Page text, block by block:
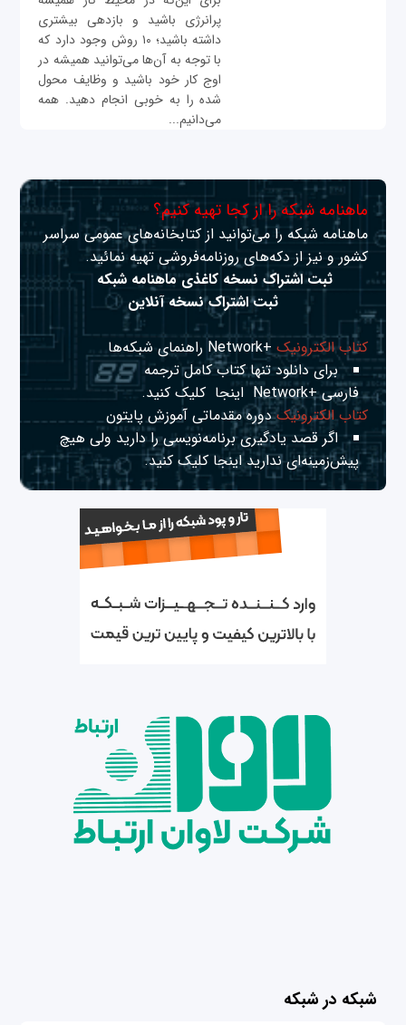
پرانرژی باشید و بازدهی بیشتری
داشته باشید؛ ۱۰ روش وجود دارد که
با توجه به آن‌ها می‌توانید همیشه در
اوج کار خود باشید و وظایف محول
شده را به خوبی انجام دهید. همه
می‌دانیم...
ماهنامه شبکه را از کجا تهیه کنیم؟
ماهنامه شبکه را می‌توانید از کتابخانه‌های عمومی سراسر
کشور و نیز از دکه‌های روزنامه‌فروشی تهیه نمائید.
ثبت اشتراک نسخه کاغذی ماهنامه شبکه
ثبت اشتراک نسخه آنلاین
کتاب الکترونیک+Network راهنمای شبکه‌ها
برای دانلود تنها کتاب کامل ترجمه
فارسی +Network
اینجا کلیک کنید.
کتاب الکترونیکدوره مقدماتی آموزش پایتون
اگر قصد یادگیری برنامه‌نویسی را دارید ولی هیچ
پیش‌زمینه‌ای نداریداینجا کلیک کنید.
شبکه در شبکه